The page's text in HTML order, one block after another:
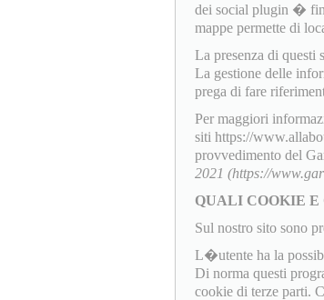
dei social plugin �
mappe permette di
La presenza di questi
La gestione delle
prega di fare
Per maggiori
siti https://
provvedimento del
2021 (https://
QUALI COOKIE E
Sul nostro sito sono
L�utente ha la
Di norma questi
cookie di terze parti.